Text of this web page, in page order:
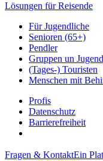
Lösungen für Reisende
Für Jugendliche
Senioren (65+)
Pendler
Gruppen un
(Tages-) Touristen
Menschen mit
Profis
Datenschutz
Barrierefreiheit
Fragen & KontaktEin